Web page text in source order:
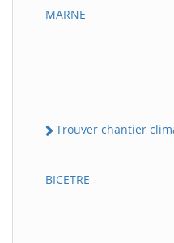
MARNE
Trouver chantier
BICETRE